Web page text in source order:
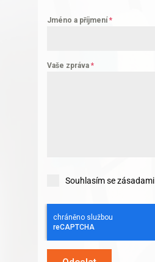
Jméno a příjmení*
Vaše zpráva *
Souhlasím se zásadami